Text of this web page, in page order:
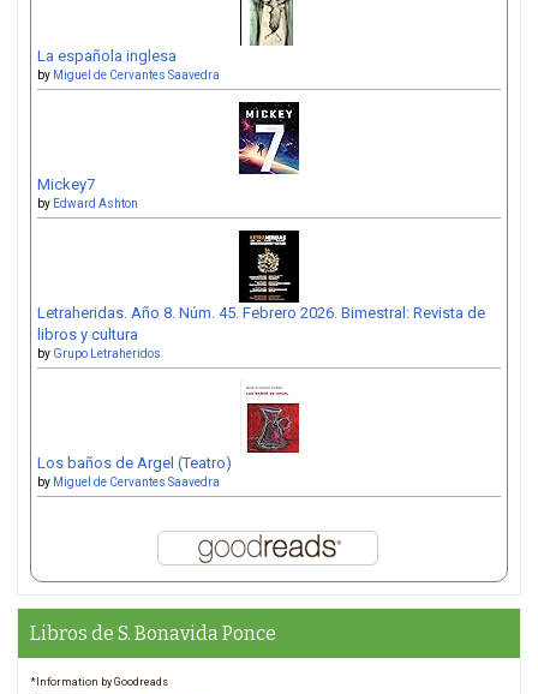
La española inglesa
by Miguel de Cervantes Saavedra
Mickey7
by Edward Ashton
Letraheridas. Año 8. Núm. 45. Febrero 2026. Bimestral: Revista de
libros y cultura
by Grupo Letraheridos
Los baños de Argel (Teatro)
by Miguel de Cervantes Saavedra
Libros de S. Bonavida Ponce
*Information by Goodreads